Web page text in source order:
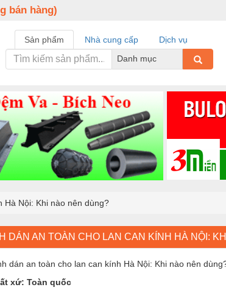
bán hàng)
Sản phẩm Nhà cung cấp
Dịch vụ
Danh mục
Hà Nội: Khi nào nên dùng?
DÁN AN TOÀN CHO LAN CAN KÍNH HÀ NỘI:
dán an toàn cho lan can kính Hà Nội: Khi nào nên
xứ: Toàn quốc